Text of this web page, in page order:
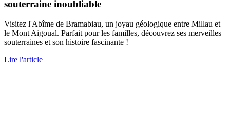
souterraine inoubliable
Visitez l'Abîme de Bramabiau, un joyau géologique entre Millau et
le Mont Aigoual. Parfait pour les familles, découvrez ses merveilles
souterraines et son histoire fascinante !
Lire l'article